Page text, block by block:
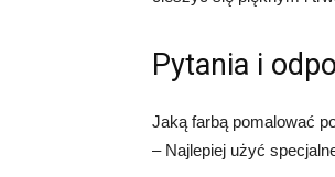
Pytania i
Jaką farbą pomalować
– Najlepiej użyć